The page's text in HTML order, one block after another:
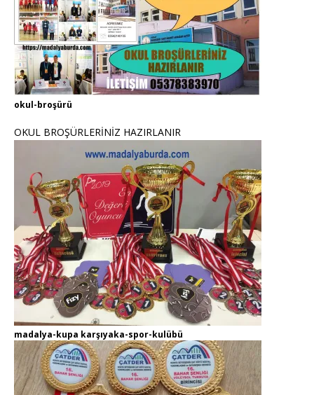
okul-broşürü
OKUL BROŞÜRLERİNİZ HAZIRLANIR
madalya-kupa karşıyaka-spor-kulübü